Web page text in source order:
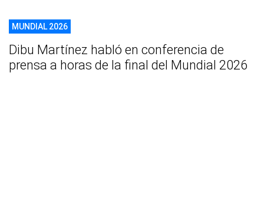
MUNDIAL 2026
Dibu Martínez habló en conferencia de
prensa a horas de la final del Mundial 2026